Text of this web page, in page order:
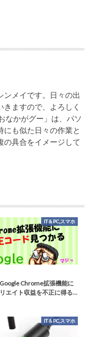
ンメイです。日々の出
ますので、よろしく
なかがグー」は、パソ
にも似た日々の作業と
の具合をイメージして
IT＆PC,スマホ
Google Chrome拡張機能に
リエイト収益を不正に得る…
IT＆PC,スマホ